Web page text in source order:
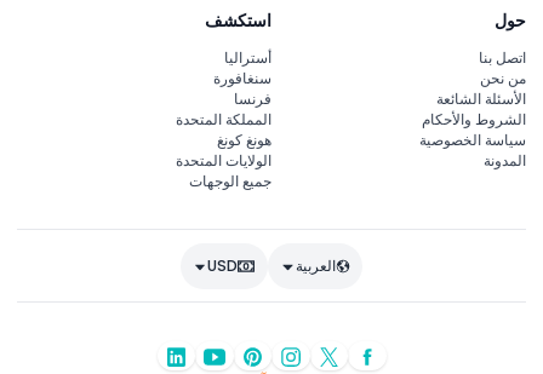
حول
اتصل بنا
من نحن
الأسئلة الشائعة
الشروط والأحكام
سياسة الخصوصية
المدونة
استكشف
أستراليا
سنغافورة
فرنسا
المملكة المتحدة
هونغ كونغ
الولايات المتحدة
جميع الوجهات
العربية USD